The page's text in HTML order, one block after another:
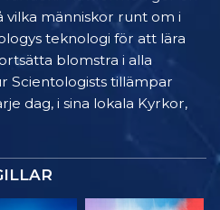
vilka människor runt om i
teknologi för att lära
blomstra i alla
Scientologists tillämpar
dag, i sina lokala Kyrkor,